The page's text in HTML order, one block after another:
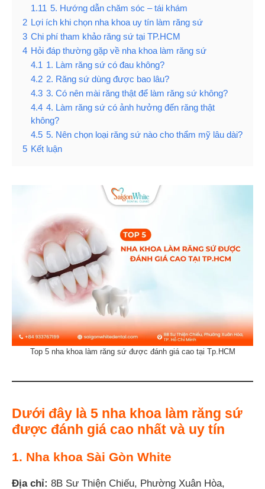
1.11 5. Hướng dẫn chăm sóc – tái khám
2 Lợi ích khi chọn nha khoa uy tín làm răng sứ
3 Chi phí tham khảo răng sứ tại TP.HCM
4 Hỏi đáp thường gặp về nha khoa làm răng sứ
4.1 1. Làm răng sứ có đau không?
4.2 2. Răng sứ dùng được bao lâu?
4.3 3. Có nên mài răng thật để làm răng sứ không?
4.4 4. Làm răng sứ có ảnh hưởng đến răng thật
không?
4.5 5. Nên chọn loại răng sứ nào cho thẩm mỹ lâu dài?
5 Kết luận
Top 5 nha khoa làm răng sứ được đánh giá cao tại Tp.HCM
Dưới đây là 5 nha khoa làm răng sứ
được đánh giá cao nhất và uy tín
1. Nha khoa Sài Gòn White
Địa chỉ: 8B Sư Thiện Chiếu, Phường Xuân Hòa,